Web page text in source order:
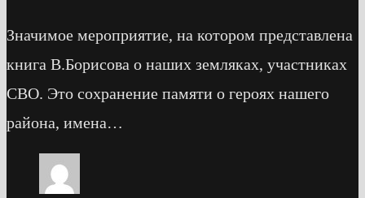
Значимое мероприятие, на котором представлена
книга В.Борисова о наших земляках, участниках
СВО. Это сохранение памяти о героях нашего
района, имена…